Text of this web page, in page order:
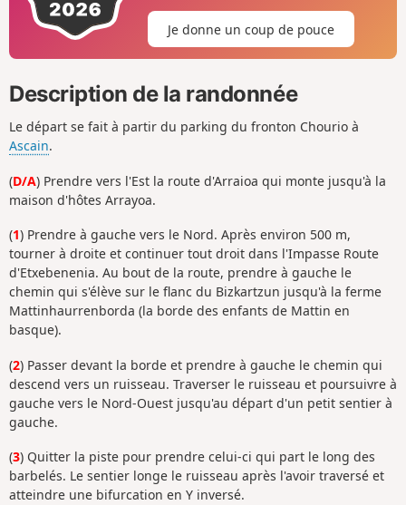
Je donne un coup de pouce
Description de la randonnée
Le départ se fait à partir du parking du fronton Chourio à
Ascain.
(D/A) Prendre vers l'Est la route d'Arraioa qui monte jusqu'à la
maison d'hôtes Arrayoa.
(1) Prendre à gauche vers le Nord. Après environ 500 m,
tourner à droite et continuer tout droit dans l'Impasse Route
d'Etxebenenia. Au bout de la route, prendre à gauche le
chemin qui s'élève sur le flanc du Bizkartzun jusqu'à la ferme
Mattinhaurrenborda (la borde des enfants de Mattin en
basque).
(2) Passer devant la borde et prendre à gauche le chemin qui
descend vers un ruisseau. Traverser le ruisseau et poursuivre à
gauche vers le Nord-Ouest jusqu'au départ d'un petit sentier à
gauche.
(3) Quitter la piste pour prendre celui-ci qui part le long des
barbelés. Le sentier longe le ruisseau après l'avoir traversé et
atteindre une bifurcation en Y inversé.